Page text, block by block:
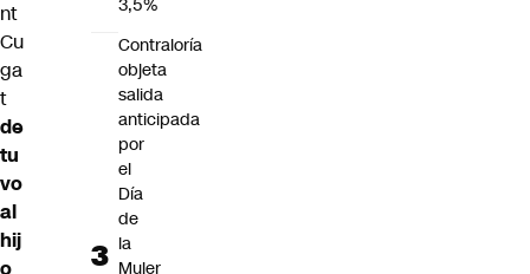
nt
Cu
ga
t
de
tu
vo
al
hij
o
3,5%
Contraloría
objeta
salida
anticipada
por
el
Día
de
la
Mujer